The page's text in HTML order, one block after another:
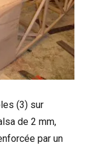
(3) sur
de 2 mm,
par un